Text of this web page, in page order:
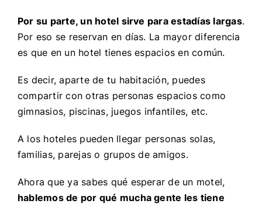
Por su parte, un hotel sirve para estadías largas.
Por eso se reservan en días. La mayor diferencia
es que en un hotel tienes espacios en común.
Es decir, aparte de tu habitación, puedes
compartir con otras personas espacios como
gimnasios, piscinas, juegos infantiles, etc.
A los hoteles pueden llegar personas solas,
familias, parejas o grupos de amigos.
Ahora que ya sabes qué esperar de un motel,
hablemos de por qué mucha gente les tiene